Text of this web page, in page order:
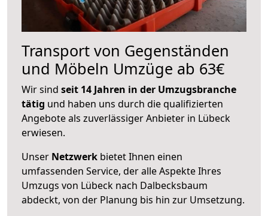
Transport von Gegenständen
und Möbeln Umzüge ab 63€
Wir sind seit 14 Jahren in der Umzugsbranche
tätig und haben uns durch die qualifizierten
Angebote als zuverlässiger Anbieter in Lübeck
erwiesen.
Unser Netzwerk bietet Ihnen einen
umfassenden Service, der alle Aspekte Ihres
Umzugs von Lübeck nach Dalbecksbaum
abdeckt, von der Planung bis hin zur Umsetzung.